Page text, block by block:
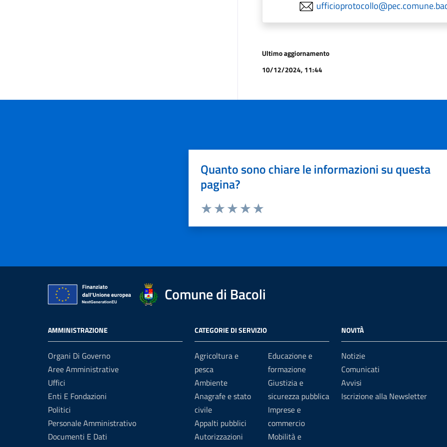
Ultimo aggiornamento
10/12/2024, 11:44
Quanto sono chiare le informazioni su questa
pagina?
Comune di Bacoli
AMMINISTRAZIONE
Organi Di Governo
Aree Amministrative
Uffici
Enti E Fondazioni
Politici
Personale Amministrativo
Documenti E Dati
CATEGORIE DI SERVIZIO
Agricoltura e
pesca
Ambiente
Anagrafe e stato
civile
Appalti pubblici
Autorizzazioni
Educazione e
formazione
Giustizia e
sicurezza pubblica
Imprese e
commercio
Mobilità e
NOVITÀ
Notizie
Comunicati
Avvisi
Iscrizione alla Newsletter